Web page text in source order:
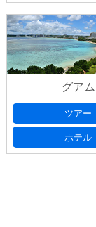
グアム
ツアー
ホテル